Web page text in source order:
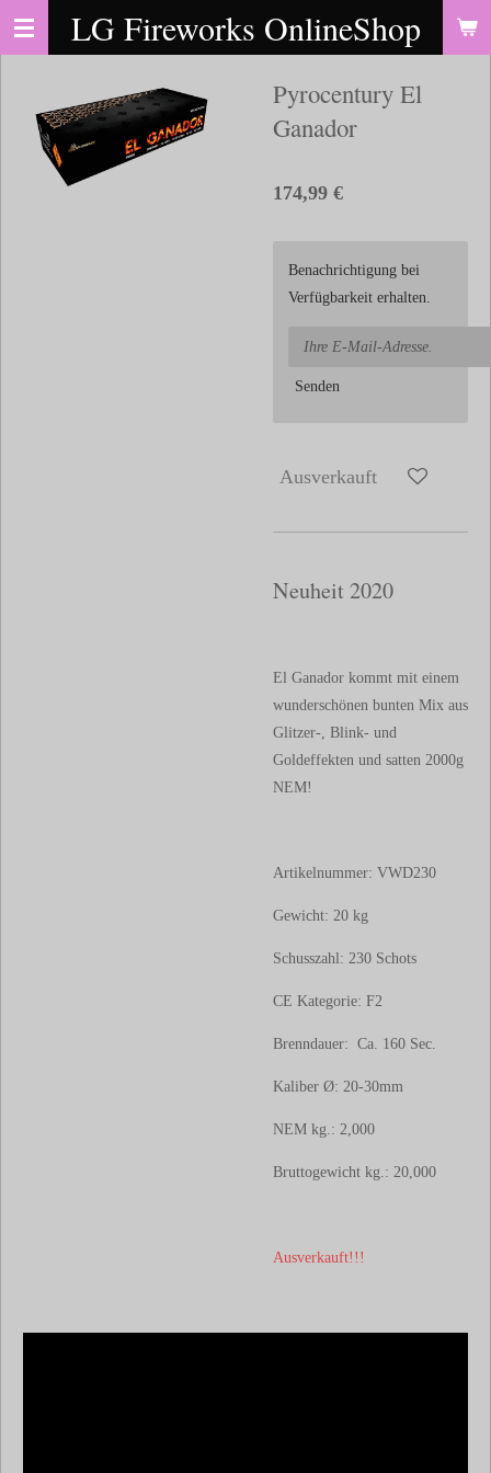
Zum
LG Fireworks OnlineShop
Pyrocentury El
Ganador
174,99 €
Benachrichtigung bei
Verfügbarkeit erhalten.
Senden
Ausverkauft
Neuheit 2020
El Ganador kommt mit einem
wunderschönen bunten Mix aus
Glitzer-, Blink- und
Goldeffekten und satten 2000g
NEM!
Artikelnummer: VWD230
Gewicht: 20 kg
Schusszahl: 230 Schots
CE Kategorie: F2
Brenndauer: Ca. 160 Sec.
Kaliber Ø: 20-30mm
NEM kg.: 2,000
Bruttogewicht kg.: 20,000
Ausverkauft!!!